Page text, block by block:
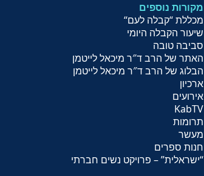
מקורות נוספים
“מכללת “קבלה לעם
שיעור הקבלה היומי
סביבה טובה
האתר של הרב ד″ר מיכאל לייטמן
הבלוג של הרב ד″ר מיכאל לייטמן
ארכיון
אירועים
KabTV
תרומות
מעשר
חנות ספרים
“ישראלית” – פרויקט נשים חברתי